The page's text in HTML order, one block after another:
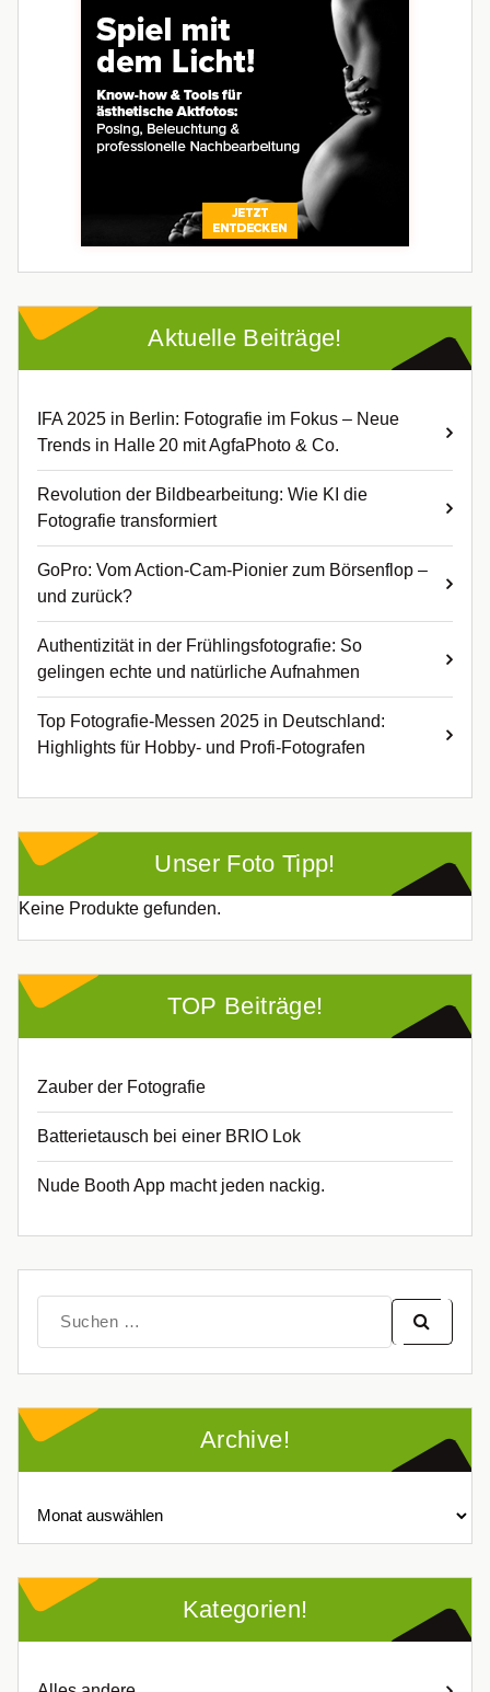
Aktuelle Beiträge!
IFA 2025 in Berlin: Fotografie im Fokus – Neue
Trends in Halle 20 mit AgfaPhoto & Co.
Revolution der Bildbearbeitung: Wie KI die
Fotografie transformiert
GoPro: Vom Action-Cam-Pionier zum Börsenflop –
und zurück?
Authentizität in der Frühlingsfotografie: So
gelingen echte und natürliche Aufnahmen
Top Fotografie-Messen 2025 in Deutschland:
Highlights für Hobby- und Profi-Fotografen
Unser Foto Tipp!
Keine Produkte gefunden.
TOP Beiträge!
Zauber der Fotografie
Batterietausch bei einer BRIO Lok
Nude Booth App macht jeden nackig.
nach:
Archive!
Kategorien!